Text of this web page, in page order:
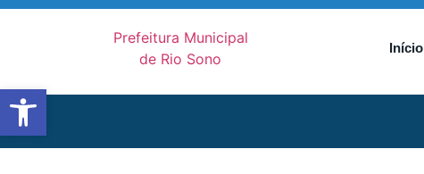
Início
Abrir a barra de ferramentas